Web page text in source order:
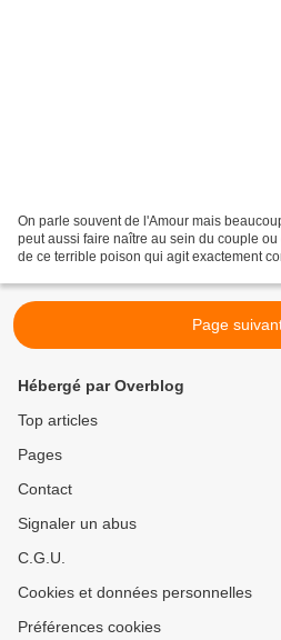
On parle souvent de l'Amour mais
peut aussi faire naître au sein du couple
de ce terrible poison qui agit exactement
Page
Hébergé par Overblog
Top articles
Pages
Contact
Signaler un abus
C.G.U.
Cookies et données personnelles
Préférences cookies